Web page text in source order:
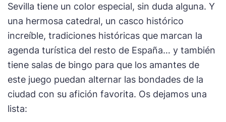
Sevilla tiene un color especial, sin duda alguna. Y
una hermosa catedral, un casco histórico
increíble, tradiciones históricas que marcan la
agenda turística del resto de España… y también
tiene salas de bingo para que los amantes de
este juego puedan alternar las bondades de la
ciudad con su afición favorita. Os dejamos una
lista: